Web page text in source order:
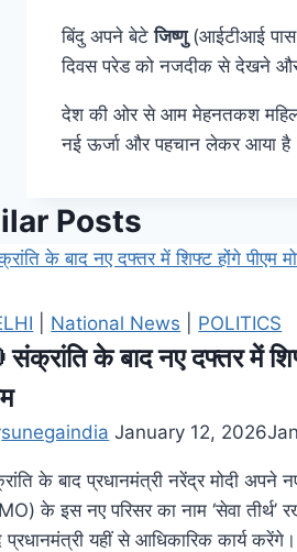
बिंदु अपने बेटेजिष्णु(आईटीआई
दिवस परेड को नजदीक से देखने और
देश की ओर से आम मेहनतकश
नई ऊर्जा और पहचान लेकर आया
Posts
National News POLITICS
संक्रांति के बाद नए दफ्तर में
sunegaindia January 12, 2026
के बाद प्रधानमंत्री नरेंद्र मोदी
के इस नए परिसर का नाम ‘सेवा तीर्थ’
प्रधानमंत्री यहीं से आधिकारिक कार्य